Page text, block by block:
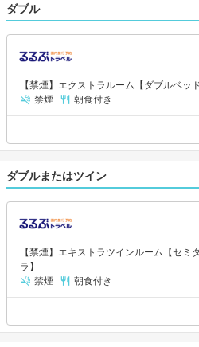
ダブル
【禁煙】エクストラルーム【ダブルベッ
禁煙
朝食付き
ダブルまたはツイン
【禁煙】エキストラツインルーム【セミ
ラ】
禁煙
朝食付き